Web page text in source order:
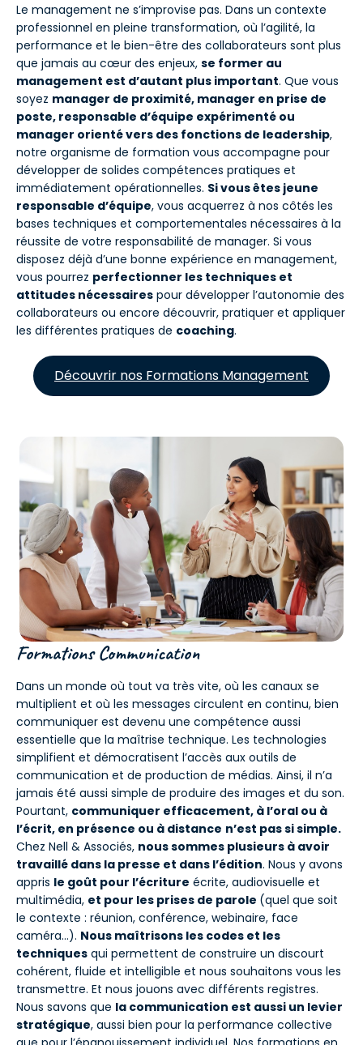
Le management ne s’improvise pas. Dans un contexte
professionnel en pleine transformation, où l’agilité, la
performance et le bien-être des collaborateurs sont plus
que jamais au cœur des enjeux, se former au
management est d’autant plus important. Que vous
soyez manager de proximité, manager en prise de
poste, responsable d’équipe expérimenté ou
manager orienté vers des fonctions de leadership,
notre organisme de formation vous accompagne pour
développer de solides compétences pratiques et
immédiatement opérationnelles. Si vous êtes jeune
responsable d’équipe, vous acquerrez à nos côtés les
bases techniques et comportementales nécessaires à la
réussite de votre responsabilité de manager. Si vous
disposez déjà d’une bonne expérience en management,
vous pourrez perfectionner les techniques et
attitudes nécessaires pour développer l’autonomie des
collaborateurs ou encore découvrir, pratiquer et appliquer
les différentes pratiques de coaching.
Découvrir nos Formations Management
Formations Communication
Dans un monde où tout va très vite, où les canaux se
multiplient et où les messages circulent en continu, bien
communiquer est devenu une compétence aussi
essentielle que la maîtrise technique. Les technologies
simplifient et démocratisent l’accès aux outils de
communication et de production de médias. Ainsi, il n’a
jamais été aussi simple de produire des images et du son.
Pourtant, communiquer efficacement, à l’oral ou à
l’écrit, en présence ou à distance n’est pas si simple.
Chez Nell & Associés, nous sommes plusieurs à avoir
travaillé dans la presse et dans l’édition. Nous y avons
appris le goût pour l’écriture écrite, audiovisuelle et
multimédia, et pour les prises de parole (quel que soit
le contexte : réunion, conférence, webinaire, face
caméra…). Nous maîtrisons les codes et les
techniques qui permettent de construire un discourt
cohérent, fluide et intelligible et nous souhaitons vous les
transmettre. Et nous jouons avec différents registres.
Nous savons que la communication est aussi un levier
stratégique, aussi bien pour la performance collective